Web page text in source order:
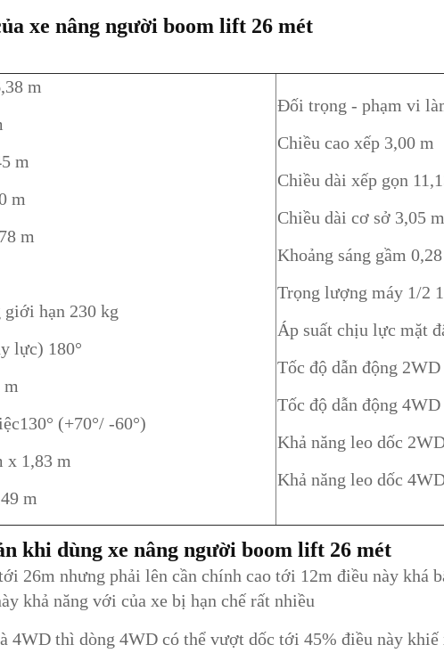
xe nâng người boom lift 26 mét
m
m
m
m
giới hạn 230 kg
lực) 180°
m
(+70°/ -60°)
x 1,83 m
m
Đối trọng - phạm vi
Chiều cao xếp 3,00 m
Chiều dài xếp gọn
Chiều dài cơ sở 3,05 m
Khoảng sáng gầm
Trọng lượng máy 1/2
Áp suất chịu lực mặt
Tốc độ dẫn động
Tốc độ dẫn động
Khả năng leo dốc
Khả năng leo dốc
khi dùng xe nâng người boom lift 26 mét
26m nhưng phải lên cần chính cao tới 12m điều này khá
khả năng với của xe bị hạn chế rất nhiều
4WD thì dòng 4WD có thể vượt dốc tới 45% điều này